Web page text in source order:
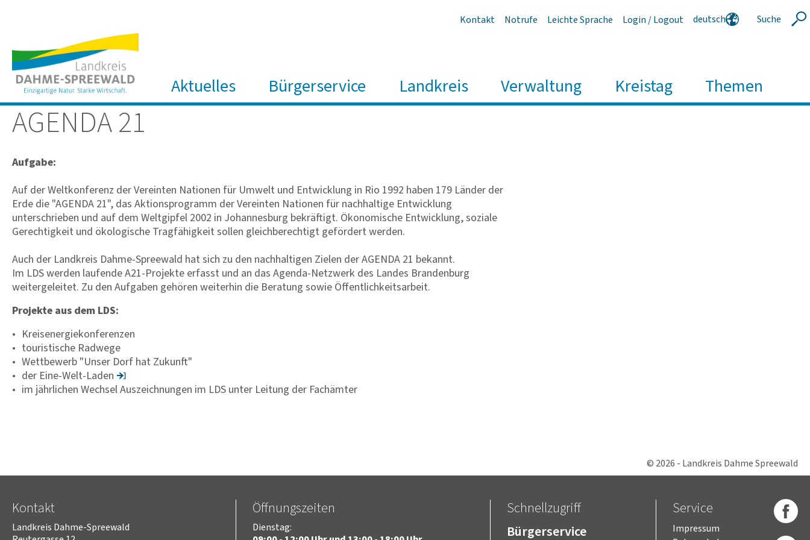
Kontakt Notrufe Leichte Sprache Login / Logout
deutsch
Suche
Aktuelles Bürgerservice Landkreis Verwaltung Kreistag Themen
AGENDA 21
Aufgabe:
Auf der Weltkonferenz der Vereinten Nationen für Umwelt und Entwicklung in Rio 1992 haben 179 Länder der
Erde die "AGENDA 21", das Aktionsprogramm der Vereinten Nationen für nachhaltige Entwicklung
unterschrieben und auf dem Weltgipfel 2002 in Johannesburg bekräftigt. Ökonomische Entwicklung, soziale
Gerechtigkeit und ökologische Tragfähigkeit sollen gleichberechtigt gefördert werden.
Auch der Landkreis Dahme-Spreewald hat sich zu den nachhaltigen Zielen der AGENDA 21 bekannt.
Im LDS werden laufende A21-Projekte erfasst und an das Agenda-Netzwerk des Landes Brandenburg
weitergeleitet. Zu den Aufgaben gehören weiterhin die Beratung sowie Öffentlichkeitsarbeit.
Projekte aus dem LDS:
Kreisenergiekonferenzen
touristische Radwege
Wettbewerb "Unser Dorf hat Zukunft"
der Eine-Welt-Laden
im jährlichen Wechsel Auszeichnungen im LDS unter Leitung der Fachämter
© 2026 - Landkreis Dahme Spreewald
Kontakt
Landkreis Dahme-Spreewald
Öffnungszeiten
Dienstag:
Schnellzugriff
Bürgerservice
Service
Impressum